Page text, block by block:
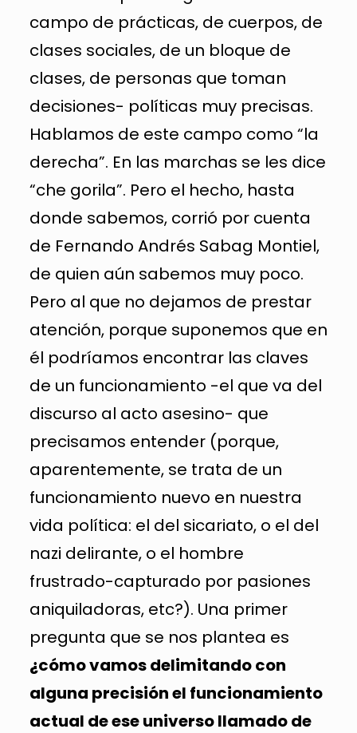
campo de prácticas, de cuerpos, de
clases sociales, de un bloque de
clases, de personas que toman
decisiones- políticas muy precisas.
Hablamos de este campo como “la
derecha”. En las marchas se les dice
“che gorila”. Pero el hecho, hasta
donde sabemos, corrió por cuenta
de Fernando Andrés Sabag Montiel,
de quien aún sabemos muy poco.
Pero al que no dejamos de prestar
atención, porque suponemos que en
él podríamos encontrar las claves
de un funcionamiento -el que va del
discurso al acto asesino- que
precisamos entender (porque,
aparentemente, se trata de un
funcionamiento nuevo en nuestra
vida política: el del sicariato, o el del
nazi delirante, o el hombre
frustrado-capturado por pasiones
aniquiladoras, etc?). Una primer
pregunta que se nos plantea es
¿cómo vamos delimitando con
alguna precisión el funcionamiento
actual de ese universo llamado de